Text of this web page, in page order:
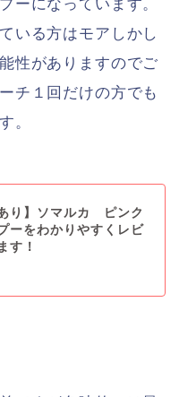
ーになっています。
いる方はモアしかし
性がありますのでご
チ１回だけの方でも
。
あり】ソマルカ ピンク
ーをわかりやすくレビ
す！